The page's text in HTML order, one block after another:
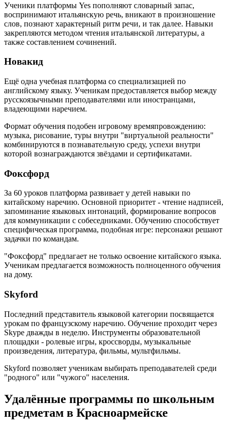
Ученики платформы Yes пополняют словарный запас,
воспринимают итальянскую речь, вникают в произношение
слов, познают характерный ритм речи, и так далее. Навыки
закрепляются методом чтения итальянской литературы, а
также составлением сочинений.
Новакид
Ещё одна учебная платформа со специализацией по
английскому языку. Ученикам предоставляется выбор между
русскоязычными преподавателями или иностранцами,
владеющими наречием.
Формат обучения подобен игровому времяпровождению:
музыка, рисование, туры внутри "виртуальной реальности"
комбинируются в познавательную среду, успехи внутри
которой вознаграждаются звёздами и сертификатами.
Фоксфорд
За 60 уроков платформа развивает у детей навыки по
китайскому наречию. Основной приоритет - чтение надписей,
запоминание языковых интонаций, формирование вопросов
для коммуникации с собеседниками. Обучению способствует
специфическая программа, подобная игре: персонажи решают
задачки по командам.
"Фоксфорд" предлагает не только освоение китайского языка.
Ученикам предлагается возможность полноценного обучения
на дому.
Skyford
Последний представитель языковой категории посвящается
урокам по французскому наречию. Обучение проходит через
Skype дважды в неделю. Инструменты образовательной
площадки - ролевые игры, кроссворды, музыкальные
произведения, литература, фильмы, мультфильмы.
Skyford позволяет ученикам выбирать преподавателей среди
"родного" или "чужого" населения.
Удалённые программы по школьным
предметам в Красноармейске